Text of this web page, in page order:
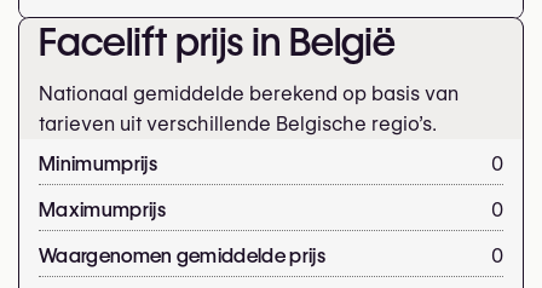
Facelift prijs in België
Nationaal gemiddelde berekend op basis van
tarieven uit verschillende Belgische regio’s.
Minimumprijs
0
Maximumprijs
0
Waargenomen gemiddelde prijs
0